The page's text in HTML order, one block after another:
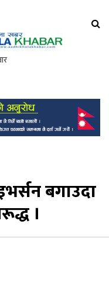
बगाउदा
।